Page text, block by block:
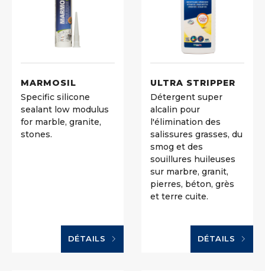
MARMOSIL
Specific silicone
sealant low modulus
for marble, granite,
stones.
DÉTAILS
ULTRA STRIPPER
Détergent super
alcalin pour
l'élimination des
salissures grasses, du
smog et des
souillures huileuses
sur marbre, granit,
pierres, béton, grès
et terre cuite.
DÉTAILS